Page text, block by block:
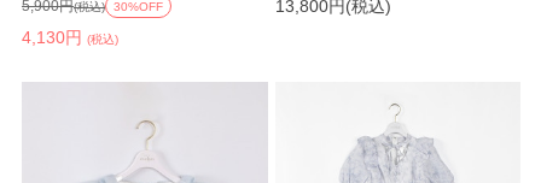
4,130円 (税込)
5,900円(税込) 30%OFF 13,800円(税込)